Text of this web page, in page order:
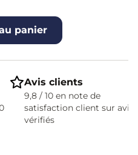
panier
Avis clients
9,8 / 10 en note de
satisfaction client sur avis
vérifiés